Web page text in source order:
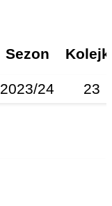
Sezon
2023/24 23